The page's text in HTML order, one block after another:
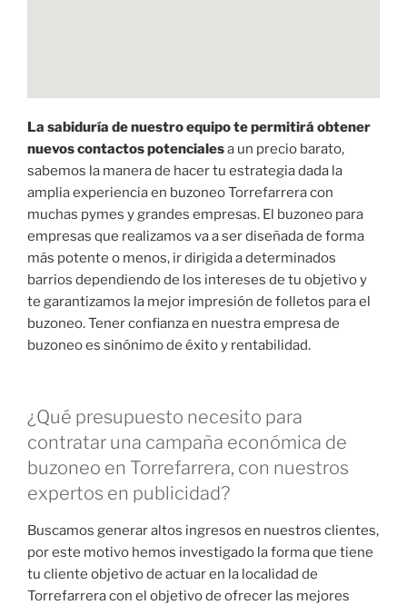
La sabiduría de nuestro equipo te permitirá obtener
nuevos contactos potencialesa un precio barato,
sabemos la manera de hacer tu estrategia dada la
amplia experiencia en buzoneo Torrefarrera con
muchas pymes y grandes empresas. El buzoneo para
empresas que realizamos va a ser diseñada de forma
más potente o menos, ir dirigida a determinados
barrios dependiendo de los intereses de tu objetivo y
te garantizamos la mejor impresión de folletos para el
buzoneo. Tener confianza en nuestra empresa de
buzoneo es sinónimo de éxito y rentabilidad.
¿Qué presupuesto necesito para
contratar una campaña económica de
buzoneo en Torrefarrera, con nuestros
expertos en publicidad?
Buscamos generar altos ingresos en nuestros clientes,
por este motivo hemos investigado la forma que tiene
tu cliente objetivo de actuar en la localidad de
Torrefarrera con el objetivo de ofrecer las mejores